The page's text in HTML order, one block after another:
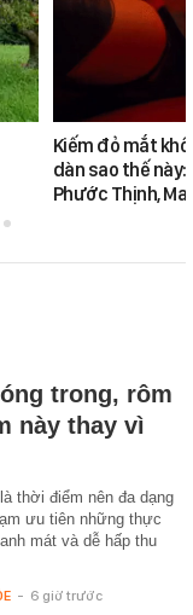
Kiếm đỏ mắt
dàn sao thế này:
Phước Thịnh,
trong, rôm
này thay vì
thời điểm nên đa dạng
ưu tiên những thực
mát và dễ hấp thu
- 6 giờ trước